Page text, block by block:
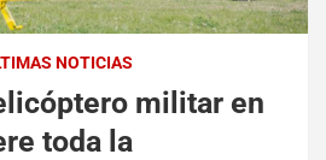
NOTICIAS
militar en
toda la